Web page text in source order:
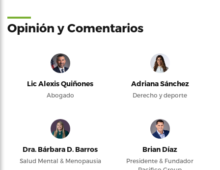
Opinión y Comentarios
Lic Alexis Quiñones
Abogado
Adriana Sánchez
Derecho y deporte
Dra. Bárbara D. Barros
Salud Mental & Menopausia
Brian Díaz
Presidente & Fundador